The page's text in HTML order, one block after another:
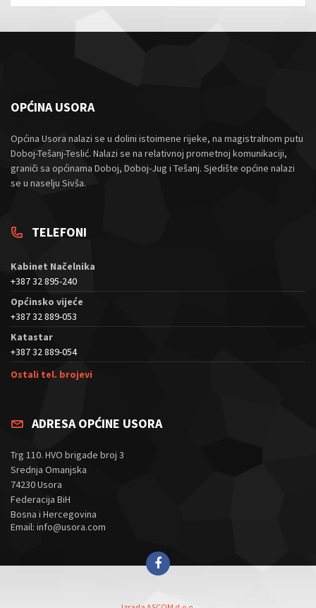
OPĆINA USORA
Općina Usora nalazi se u dolini istoimene rijeke, na magistralnom putu
Doboj-Tešanj-Teslić. Nalazi se na relativnoj prometnoj komunikaciji,
graniči sa općinama Doboj, Doboj-Jug i Tešanj. Sjedište općine nalazi
se u naselju Sivša.
TELEFONI
Kabinet Načelnika
+387 32 895-240
Općinsko vijeće
+387 32 889-053
Katastar
+387 32 889-054
Ostali tel. brojevi
ADRESA OPĆINE USORA
Trg 110. HVO brigade broj 3
Srednja Omanjska
74230 Usora
Federacija BiH
Bosna i Hercegovina
Email: info@usora.com